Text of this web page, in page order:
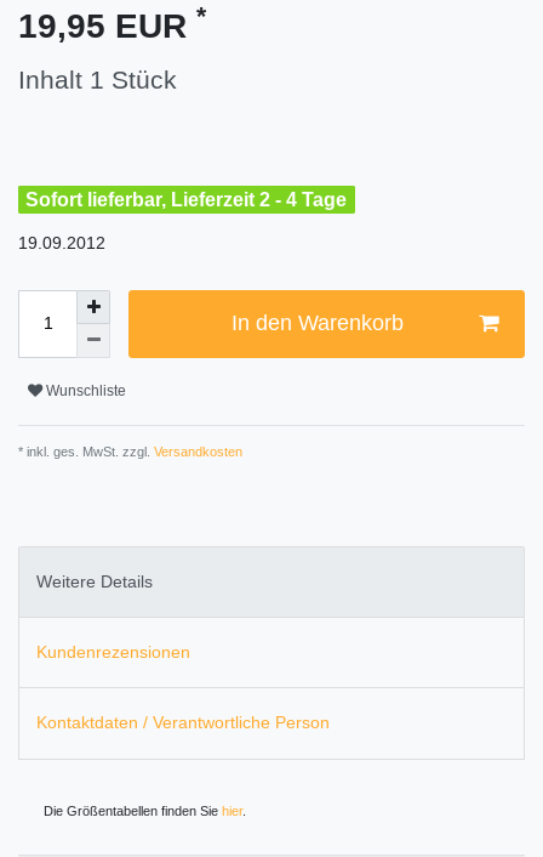
19,95 EUR *
Inhalt 1 Stück
Sofort lieferbar, Lieferzeit 2 - 4 Tage
19.09.2012
In den Warenkorb
Wunschliste
* inkl. ges. MwSt. zzgl. Versandkosten
Weitere Details
Kundenrezensionen
Kontaktdaten / Verantwortliche Person
Die Größentabellen finden Sie hier.